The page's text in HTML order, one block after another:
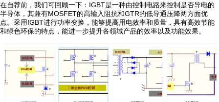
在自荐前，我们可回顾一下：IGBT是一种由控制电路来控制是否导电的
半导体，其兼有MOSFET的高输入阻抗和GTR的低导通压降两方面优
点。采用IGBT进行功率变换，能够提高用电效率和质量，具有高效节能
和绿色环保的特点，能进一步提升各领域产品的效率以及功能效果。